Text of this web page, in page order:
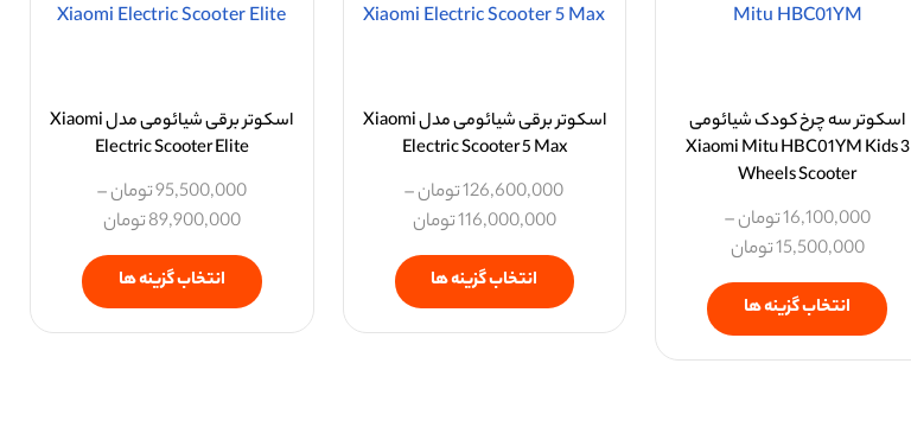
اسکوتر سه چرخ کودک شیائومی
Xiaomi Mitu HBC01YM Kids 3
Wheels Scooter
16,100,000تومان–
15,500,000تومان
انتخاب گزینه ها
اسکوتر برقی شیائومی مدل Xiaomi
Electric Scooter 5 Max
126,600,000تومان–
116,000,000تومان
انتخاب گزینه ها
اسکوتر برقی شیائومی مدل Xiaomi
Electric Scooter Elite
95,500,000تومان–
89,900,000تومان
انتخاب گزینه ها